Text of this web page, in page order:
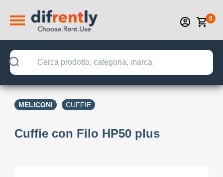
0
MELICONI CUFFIE
Cuffie con Filo HP50 plus